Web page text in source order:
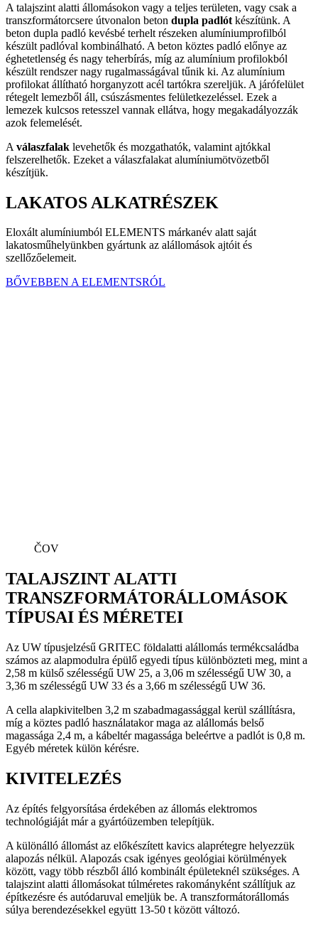
A talajszint alatti állomásokon vagy a teljes területen, vagy csak a
transzformátorcsere útvonalon beton dupla padlót készítünk. A
beton dupla padló kevésbé terhelt részeken alumíniumprofilból
készült padlóval kombinálható. A beton köztes padló előnye az
éghetetlenség és nagy teherbírás, míg az alumínium profilokból
készült rendszer nagy rugalmasságával tűnik ki. Az alumínium
profilokat állítható horganyzott acél tartókra szereljük. A járófelület
rétegelt lemezből áll, csúszásmentes felületkezeléssel. Ezek a
lemezek kulcsos retesszel vannak ellátva, hogy megakadályozzák
azok felemelését.
A válaszfalak levehetők és mozgathatók, valamint ajtókkal
felszerelhetők. Ezeket a válaszfalakat alumíniumötvözetből
készítjük.
LAKATOS ALKATRÉSZEK
Eloxált alumíniumból ELEMENTS márkanév alatt saját
lakatosműhelyünkben gyártunk az alállomások ajtóit és
szellőzőelemeit.
BŐVEBBEN A ELEMENTSRÓL
ČOV
TALAJSZINT ALATTI
TRANSZFORMÁTORÁLLOMÁSOK
TÍPUSAI ÉS MÉRETEI
Az UW típusjelzésű GRITEC földalatti alállomás termékcsaládba
számos az alapmodulra épülő egyedi típus különbözteti meg, mint a
2,58 m külső szélességű UW 25, a 3,06 m szélességű UW 30, a
3,36 m szélességű UW 33 és a 3,66 m szélességű UW 36.
A cella alapkivitelben 3,2 m szabadmagassággal kerül szállításra,
míg a köztes padló használatakor maga az alállomás belső
magassága 2,4 m, a kábeltér magassága beleértve a padlót is 0,8 m.
Egyéb méretek külön kérésre.
KIVITELEZÉS
Az építés felgyorsítása érdekében az állomás elektromos
technológiáját már a gyártóüzemben telepítjük.
A különálló állomást az előkészített kavics alaprétegre helyezzük
alapozás nélkül. Alapozás csak igényes geológiai körülmények
között, vagy több részből álló kombinált épületeknél szükséges. A
talajszint alatti állomásokat túlméretes rakományként szállítjuk az
építkezésre és autódaruval emeljük be. A transzformátorállomás
súlya berendezésekkel együtt 13-50 t között változó.